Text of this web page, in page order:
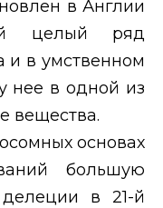
в Англии
целый ряд
и в умственном
нее в одной из
вещества.
основах
большую
в 21-й